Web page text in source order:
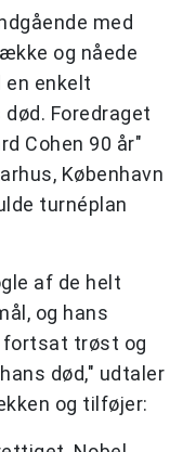
med
og nåede
en enkelt
Foredraget
Cohen 90 år"
København
turnéplan
af de helt
og hans
fortsat trøst og
død," udtaler
og tilføjer: